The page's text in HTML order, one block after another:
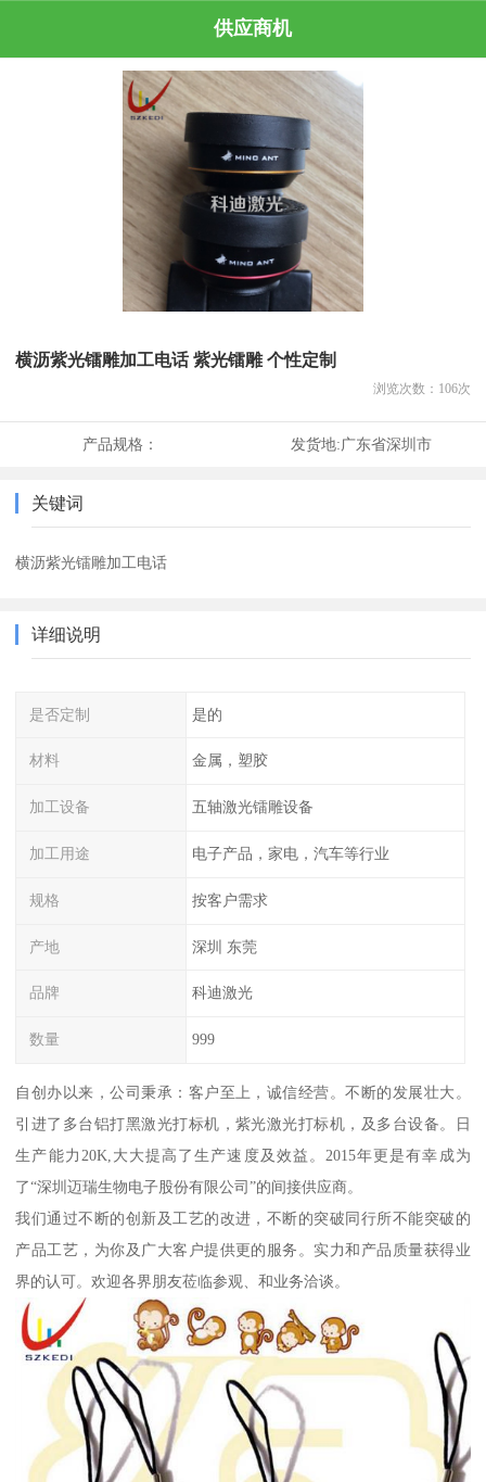
供应商机
横沥紫光镭雕加工电话 紫光镭雕 个性定制
浏览次数： 106次
产品规格： 发货地:广东省深圳市
关键词
横沥紫光镭雕加工电话
详细说明
是否定制 是的
材料 金属，塑胶
加工设备 五轴激光镭雕设备
加工用途 电子产品，家电，汽车等行业
规格 按客户需求
产地 深圳 东莞
品牌 科迪激光
数量 999
自创办以来，公司秉承：客户至上，诚信经营。不断的发展壮大。
引进了多台铝打黑激光打标机，紫光激光打标机，及多台设备。日
生产能力20K,大大提高了生产速度及效益。2015年更是有幸成为
了“深圳迈瑞生物电子股份有限公司”的间接供应商。
我们通过不断的创新及工艺的改进，不断的突破同行所不能突破的
产品工艺，为你及广大客户提供更的服务。实力和产品质量获得业
界的认可。欢迎各界朋友莅临参观、和业务洽谈。